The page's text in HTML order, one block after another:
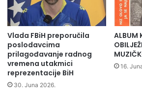
i
o
G
r
a
d
s
k
ć
i
B
I
Z
O
O
S
Vlada FBiH preporučila
poslodavcima
prilagođavanje radnog
vremena utakmici
reprezentacije BiH
30. Juna 2026.
ALBUM
16.